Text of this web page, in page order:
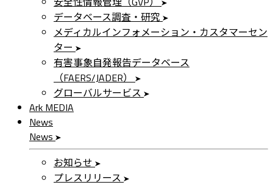
データベース調査・研究
メディカルインフォメーション・カスタマーセン
ター
有害事象自発報告データベース
（FAERS/JADER）
グローバルサービス
Ark MEDIA
News
News
お知らせ
プレスリリース